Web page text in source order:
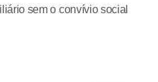
sem o convívio social